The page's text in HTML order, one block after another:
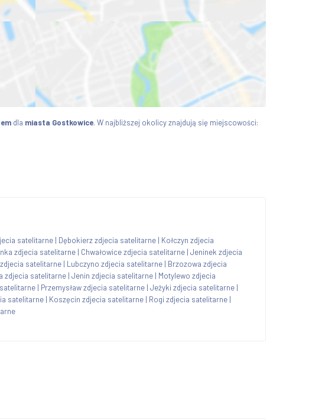
dla miasta Gostkowice. W najbliższej okolicy znajdują się miejscowości:
satelitarne | Dębokierz zdjecia satelitarne | Kołczyn zdjecia
zdjecia satelitarne | Chwałowice zdjecia satelitarne | Jeninek zdjecia
satelitarne | Lubczyno zdjecia satelitarne | Brzozowa zdjecia
zdjecia satelitarne | Jenin zdjecia satelitarne | Motylewo zdjecia
| Przemysław zdjecia satelitarne | Jeżyki zdjecia satelitarne |
satelitarne | Koszęcin zdjecia satelitarne | Rogi zdjecia satelitarne |